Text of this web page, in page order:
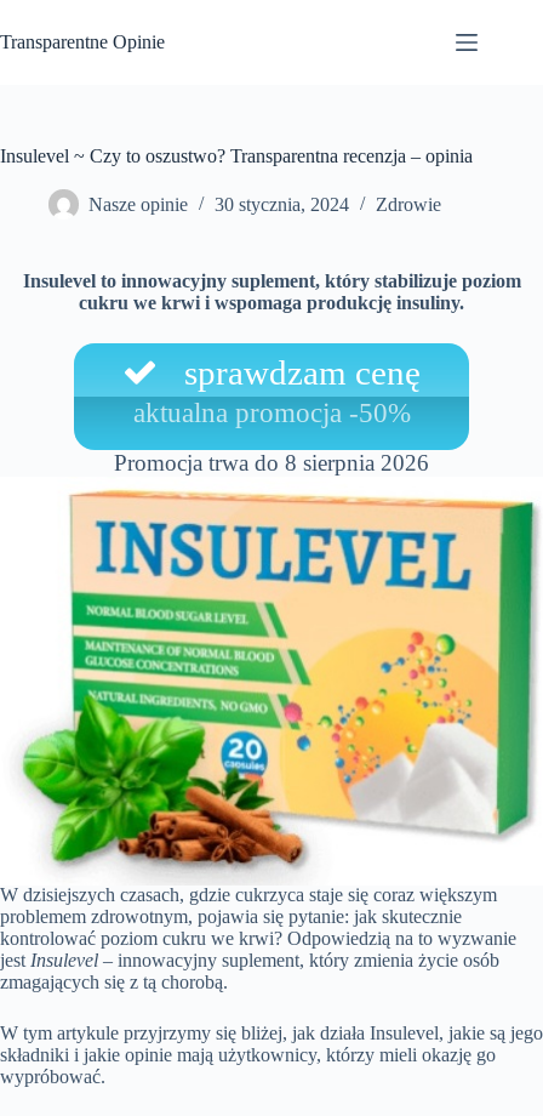
do
treści
Transparentne Opinie
Insulevel ~ Czy to oszustwo? Transparentna recenzja – opinia
Nasze opinie 30 stycznia, 2024 Zdrowie
Insulevel to innowacyjny suplement, który stabilizuje poziom
cukru we krwi i wspomaga produkcję insuliny.
sprawdzam cenę
aktualna promocja -50%
Promocja trwa do 8 sierpnia 2026
W dzisiejszych czasach, gdzie cukrzyca staje się coraz większym
problemem zdrowotnym, pojawia się pytanie: jak skutecznie
kontrolować poziom cukru we krwi? Odpowiedzią na to wyzwanie
jest Insulevel – innowacyjny suplement, który zmienia życie osób
zmagających się z tą chorobą.
W tym artykule przyjrzymy się bliżej, jak działa Insulevel, jakie są jego
składniki i jakie opinie mają użytkownicy, którzy mieli okazję go
wypróbować.